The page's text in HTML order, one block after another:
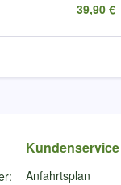
39,90 €
Kundenservice
Anfahrtsplan